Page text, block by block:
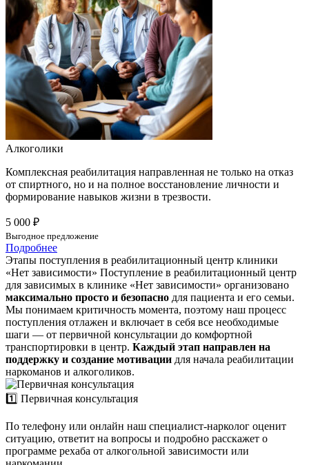
Алкоголики
Комплексная реабилитация направленная не только на отказ
от спиртного, но и на полное восстановление личности и
формирование навыков жизни в трезвости.
5 000 ₽
Выгодное предложение
Подробнее
Этапы поступления в реабилитационный центр клиники
«Нет зависимости» Поступление в реабилитационный центр
для зависимых в клинике «Нет зависимости» организовано
максимально просто и безопасно для пациента и его семьи.
Мы понимаем критичность момента, поэтому наш процесс
поступления отлажен и включает в себя все необходимые
шаги — от первичной консультации до комфортной
транспортировки в центр. Каждый этап направлен на
поддержку и создание мотивации для начала реабилитации
наркоманов и алкоголиков.
1️⃣ Первичная консультация
По телефону или онлайн наш специалист-нарколог оценит
ситуацию, ответит на вопросы и подробно расскажет о
программе рехаба от алкогольной зависимости или